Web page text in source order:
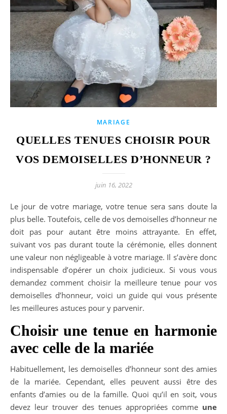
MARIAGE
QUELLES TENUES CHOISIR POUR
VOS DEMOISELLES D’HONNEUR ?
juin 16, 2022
Le jour de votre mariage, votre tenue sera sans doute la
plus belle. Toutefois, celle de vos demoiselles d’honneur ne
doit pas pour autant être moins attrayante. En effet,
suivant vos pas durant toute la cérémonie, elles donnent
une valeur non négligeable à votre mariage. Il s’avère donc
indispensable d’opérer un choix judicieux. Si vous vous
demandez comment choisir la meilleure tenue pour vos
demoiselles d’honneur, voici un guide qui vous présente
les meilleures astuces pour y parvenir.
Choisir une tenue en harmonie
avec celle de la mariée
Habituellement, les demoiselles d’honneur sont des amies
de la mariée. Cependant, elles peuvent aussi être des
enfants d’amies ou de la famille. Quoi qu’il en soit, vous
devez leur trouver des tenues appropriées comme une